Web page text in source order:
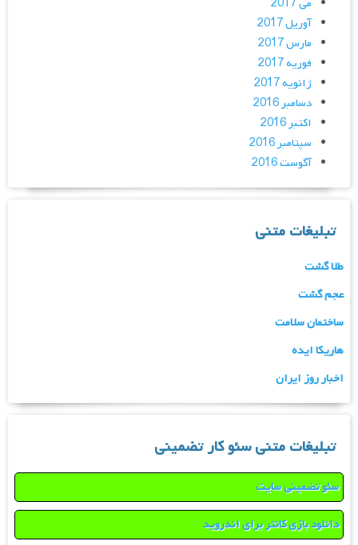
آوریل 2017
مارس 2017
فوریه 2017
ژانویه 2017
دسامبر 2016
اکتبر 2016
سپتامبر 2016
آگوست 2016
تبلیغات متنی
طلا گشت
عجم گشت
ساختمان سلامت
هاریکا ایده
اخبار روز ایران
تبلیغات متنی سئو کار تضمینی
سئو تضمینی سایت
دانلود بازی کانتر برای اندروید